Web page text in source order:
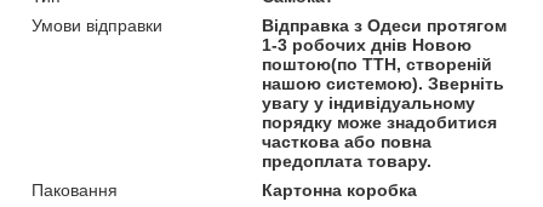
Умови відправки
Відправка з Одеси протягом
1-3 робочих днів Новою
поштою(по ТТН, створеній
нашою системою). Зверніть
увагу у індивідуальному
порядку може знадобитися
часткова або повна
предоплата товару.
Паковання
Картонна коробка